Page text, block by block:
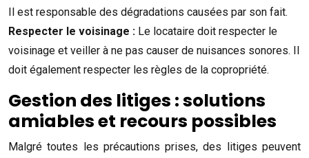
Il est responsable des dégradations causées par son fait.
Respecter le voisinage : Le locataire doit respecter le
voisinage et veiller à ne pas causer de nuisances sonores. Il
doit également respecter les règles de la copropriété.
Gestion des litiges : solutions
amiables et recours possibles
Malgré toutes les précautions prises, des litiges peuvent